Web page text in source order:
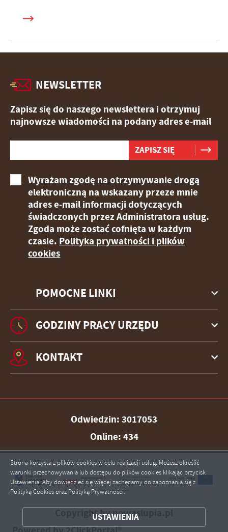
POMOCNE LINKI
NEWSLETTER
Zapisz się do naszego newslettera i otrzymuj
najnowsze wiadomości na podany adres e-mail
Wyrażam zgodę na otrzymywanie drogą
elektroniczną na wskazany przeze mnie
adres e-mail informacji dotyczących
świadczonych przez Administratora usług.
Zgoda może zostać cofnięta w każdym
czasie. Polityka prywatności i plików
cookies
GODZINY PRACY URZĘDU
KONTAKT
Odwiedzin: 3017053
Online: 434
Copyright by nowaslupia.pl
Strona korzysta z plików cookies w celu realizacji usług. Możesz określić
warunki przechowywania lub dostępu do plików cookies klikając przycisk
Ustawienia. Aby dowiedzieć się więcej zachęcamy do zapoznania się z
Polityką Cookies oraz Polityką Prywatności.
USTAWIENIA
ZAPISZ WYBRANE
ZEZWÓL NA WSZYSTKIE